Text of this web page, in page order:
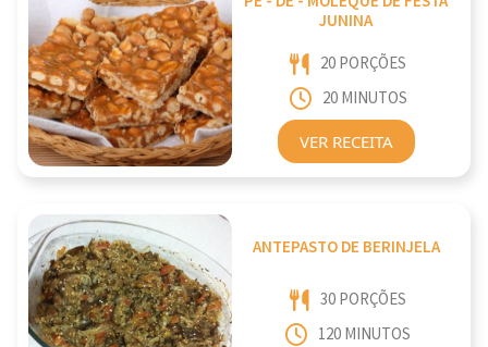
JUNINA
20 PORÇÕES
20 MINUTOS
VER RECEITA
ANTEPASTO DE BERINJELA
30 PORÇÕES
120 MINUTOS